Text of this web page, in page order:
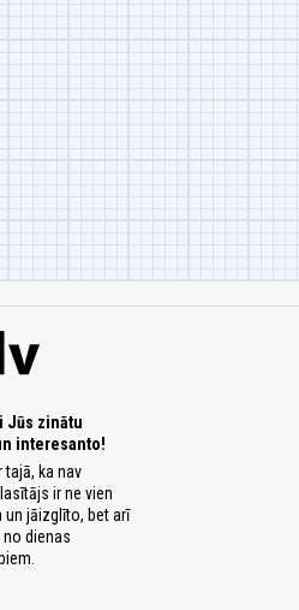
Jūs zinātu
interesanto!
tajā, ka nav
ir ne vien
jāizglīto, bet arī
dienas